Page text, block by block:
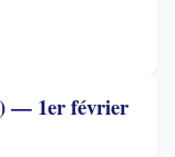
— 1er février